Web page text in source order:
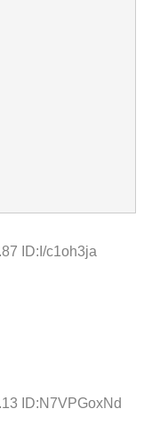
ID:I/c1oh3ja
ID:N7VPGoxNd